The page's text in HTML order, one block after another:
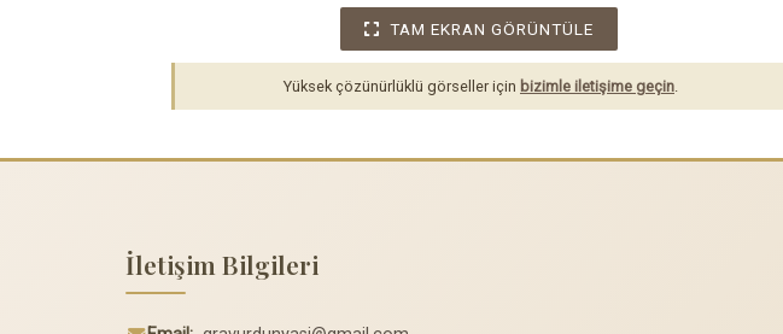
TAM EKRAN GÖRÜNTÜLE
Yüksek çözünürlüklü görseller için bizimle iletişime geçin.
İletişim Bilgileri